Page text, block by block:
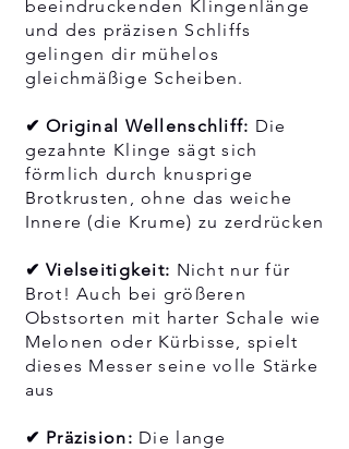
beeindruckenden Klingenlänge
und des präzisen Schliffs
gelingen dir mühelos
gleichmäßige Scheiben.
✔ Original Wellenschliff: Die
gezahnte Klinge sägt sich
förmlich durch knusprige
Brotkrusten, ohne das weiche
Innere (die Krume) zu zerdrücken
✔ Vielseitigkeit: Nicht nur für
Brot! Auch bei größeren
Obstsorten mit harter Schale wie
Melonen oder Kürbisse, spielt
dieses Messer seine volle Stärke
aus
✔ Präzision: Die lange